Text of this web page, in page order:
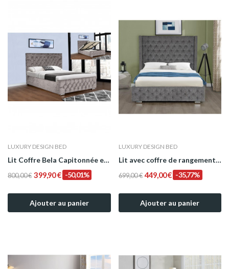
LUXURY DESIGN BED
Lit Coffre Bela Capitonnée en Tissu Gris
800,00 € 399,90 € -50,01%
Ajouter au panier
LUXURY DESIGN BED
Lit avec coffre de rangement gris silver modèle...
699,00 € 449,00 € -35,77%
Ajouter au panier